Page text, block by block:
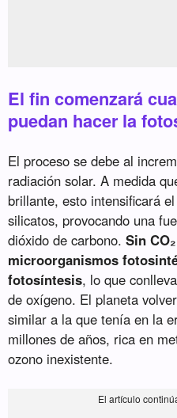
El fin comenzará
puedan hacer la
El proceso se debe al
radiación solar. A medida
brillante, esto intensificará
silicatos, provocando una
dióxido de carbono.Sin
microorganismos
fotosíntesis, lo que
de oxígeno. El planeta
similar a la que tenía en la
millones de años, rica en
ozono inexistente.